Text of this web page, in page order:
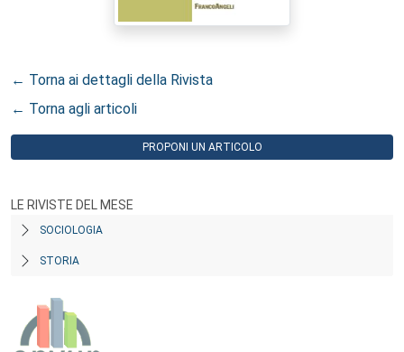
← Torna ai dettagli della Rivista
← Torna agli articoli
PROPONI UN ARTICOLO
LE RIVISTE DEL MESE
SOCIOLOGIA
STORIA